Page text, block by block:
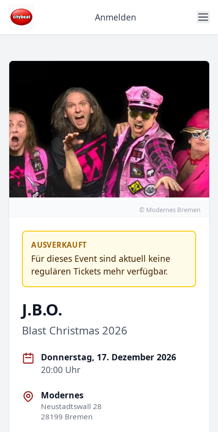
Anmelden
© Modernes Bremen
AUSVERKAUFT
Für dieses Event sind aktuell keine
regulären Tickets mehr verfügbar.
J.B.O.
Blast Christmas 2026
Donnerstag, 17. Dezember 2026
20:00 Uhr
Modernes
Neustadtswall 28
28199 Bremen